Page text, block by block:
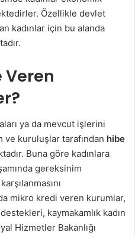
Özellikle devlet
kadınlar için bu alanda
Veren
ya da mevcut işlerini
kuruluşlar tarafından hibe
Buna göre kadınlara
gereksinim
mikro kredi veren kurumlar,
kaymakamlık kadın
Hizmetler Bakanlığı